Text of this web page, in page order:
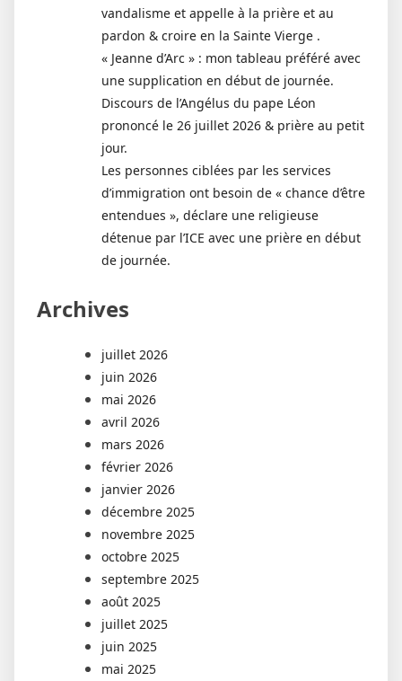
vandalisme et appelle à la prière et au
pardon & croire en la Sainte Vierge .
« Jeanne d’Arc » : mon tableau préféré avec
une supplication en début de journée.
Discours de l’Angélus du pape Léon
prononcé le 26 juillet 2026 & prière au petit
jour.
Les personnes ciblées par les services
d’immigration ont besoin de « chance d’être
entendues », déclare une religieuse
détenue par l’ICE avec une prière en début
de journée.
Archives
juillet 2026
juin 2026
mai 2026
avril 2026
mars 2026
février 2026
janvier 2026
décembre 2025
novembre 2025
octobre 2025
septembre 2025
août 2025
juillet 2025
juin 2025
mai 2025